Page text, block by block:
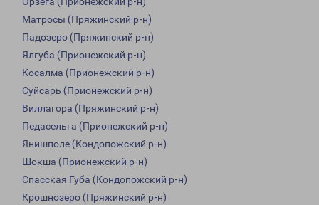
Матросы (Пряжинский р-н)
Падозеро (Пряжинский р-н)
Ялгуба (Прионежский р-н)
Косалма (Прионежский р-н)
Суйсарь (Прионежский р-н)
Виллагора (Пряжинский р-н)
Педасельга (Прионежский р-н)
Янишполе (Кондопожский р-н)
Шокша (Прионежский р-н)
Спасская Губа (Кондопожский р-н)
Крошнозеро (Пряжинский р-н)